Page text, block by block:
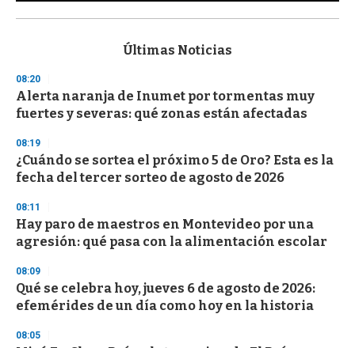
s
d
s
o
f
3
s
e
c
n
d
Últimas Noticias
08:20
Alerta naranja de Inumet por tormentas muy
fuertes y severas: qué zonas están afectadas
08:19
¿Cuándo se sortea el próximo 5 de Oro? Esta es la
fecha del tercer sorteo de agosto de 2026
08:11
Hay paro de maestros en Montevideo por una
agresión: qué pasa con la alimentación escolar
08:09
Qué se celebra hoy, jueves 6 de agosto de 2026:
efemérides de un día como hoy en la historia
08:05